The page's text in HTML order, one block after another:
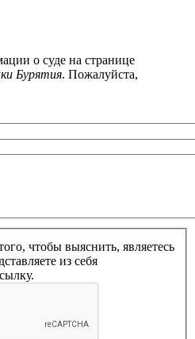
о суде на странице
Бурятия. Пожалуйста,
чтобы выяснить, являетесь
из себя